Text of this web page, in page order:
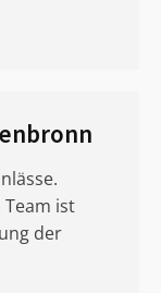
Team ist
der